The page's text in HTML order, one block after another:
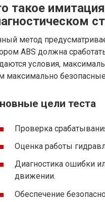
такое
метод
ABS должна
условия,
максимально
цели теста
Проверка
Оценка работы
Диагностика ошибки
движении.
Обеспечение